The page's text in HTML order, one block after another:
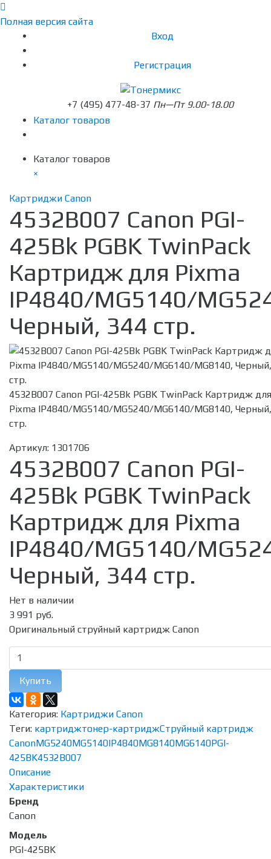
Полная версия сайта
Вход
Регистрация
+7 (495) 477-48-37 Пн—Пт 9.00-18.00
Каталог товаров
Каталог товаров
×
Картриджи Canon
4532B007 Canon PGI-
425Bk PGBK TwinPack
Картридж для Pixma
IP4840/MG5140/
Черный, 344 стр.
4532B007 Canon PGI-425Bk PGBK TwinPack Картридж для
Pixma IP4840/MG5140/MG5240/MG6140/MG8140,
стр.
Артикул: 1301706
4532B007 Canon PGI-
425Bk PGBK TwinPack
Картридж для Pixma
IP4840/MG5140/
Черный, 344 стр.
Нет в наличии
3 991 руб.
Оригинальный струйный картридж Canon
Купить
Категория: Картриджи Canon
Теги: картриджтонер-картриджСтруйный картридж
CanonMG5240MG5140IP4840MG8140MG6140PGI-
425BK4532B007
Описание
Характеристики
Бренд
Canon
Модель
PGI-425BK